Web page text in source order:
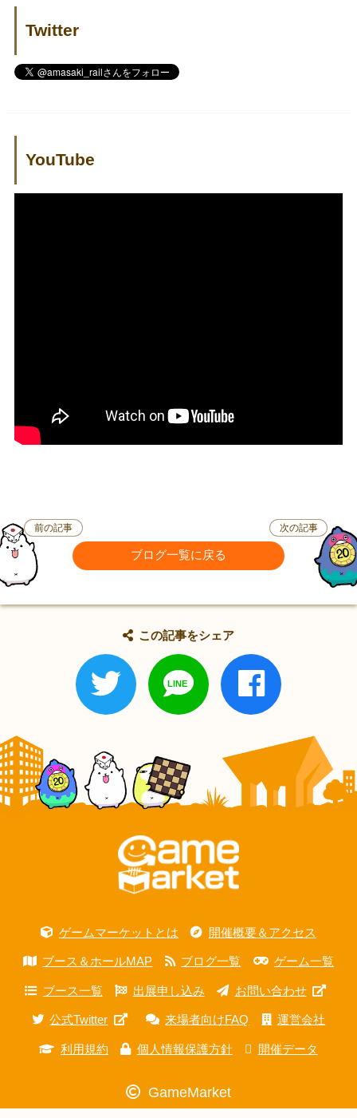
Twitter
YouTube
前の記事
ブログ一覧に戻る
次の記事
この記事をシェア
ゲームマーケットとは 開催概要＆アクセス
ブース＆ホールMAP ブログ一覧 ゲーム一覧
ブース一覧 出展申し込み お問い合わせ
公式Twitter 来場者向けFAQ 運営会社
利用規約 個人情報保護方針 開催データ
GameMarket